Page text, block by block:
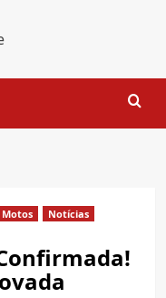
Motos
Notícias